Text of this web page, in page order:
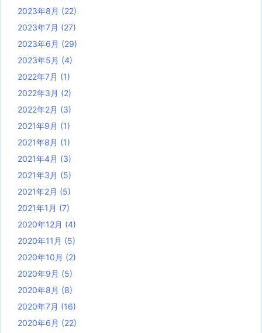
2023年8月 (22)
2023年7月 (27)
2023年6月 (29)
2023年5月 (4)
2022年7月 (1)
2022年3月 (2)
2022年2月 (3)
2021年9月 (1)
2021年8月 (1)
2021年4月 (3)
2021年3月 (5)
2021年2月 (5)
2021年1月 (7)
2020年12月 (4)
2020年11月 (5)
2020年10月 (2)
2020年9月 (5)
2020年8月 (8)
2020年7月 (16)
2020年6月 (22)